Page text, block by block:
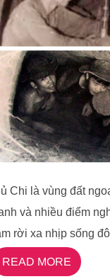
Chi là vùng đất
và nhiều điểm
rời xa nhịp sống
READ MORE